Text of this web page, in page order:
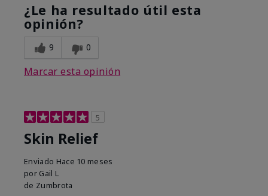
¿Le ha resultado útil esta
opinión?
9 0
Marcar esta opinión
5
Skin Relief
Enviado Hace 10 meses
por Gail L
de Zumbrota